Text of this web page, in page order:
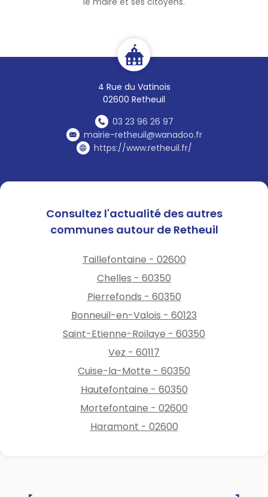
4 Rue du Vatinois
02600 Retheuil
03 23 96 26 97
mairie-retheuil@wanadoo.fr
https://www.retheuil.fr/
Consultez l'actualité des autres
communes autour de Retheuil
Taillefontaine - 02600
Chelles - 60350
Pierrefonds - 60350
Bonneuil-en-Valois - 60123
Saint-Etienne-Roilaye - 60350
Vez - 60117
Cuise-la-Motte - 60350
Hautefontaine - 60350
Mortefontaine - 02600
Haramont - 02600